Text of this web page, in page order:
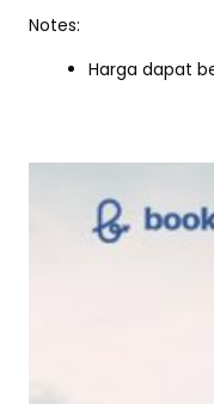
Notes:
Harga dapat